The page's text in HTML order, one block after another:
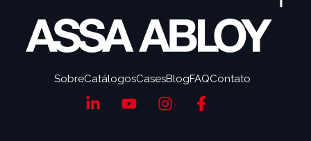
SobreCatálogosCasesBlogFAQContato